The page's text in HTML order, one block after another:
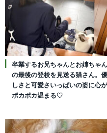
卒業するお兄ちゃんとお姉ちゃん
の最後の登校を見送る猫さん。優
しさと可愛さいっぱいの姿に心が
ポカポカ温まる♡